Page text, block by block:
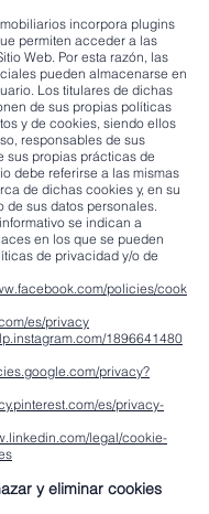
incorpora plugins
permiten acceder a las
Web. Por esta razón, las
pueden almacenarse en
Los titulares de dichas
de sus propias políticas
y de cookies, siendo ellos
responsables de sus
sus propias prácticas de
debe referirse a las mismas
de dichas cookies y, en su
de sus datos personales.
se indican a
en los que se pueden
de privacidad y/o de
policies/cook
es/privacy
1896641480
privacy?
es/privacy-
legal/cookie-
y eliminar cookies